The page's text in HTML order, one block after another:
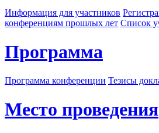
Информация для участников
конференциям прошлых лет Список
Программа
Программа конференции Тезисы
Место проведения